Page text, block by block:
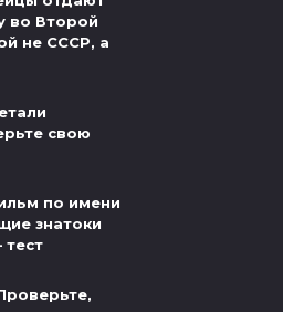
во Второй
не СССР, а
свою
по имени
знатоки
тест